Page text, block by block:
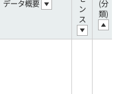
データ概要
ン
ス
(分
類)